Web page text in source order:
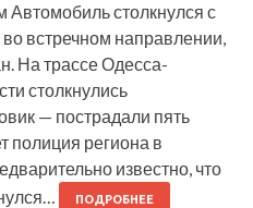
Автомобиль столкнулся с
встречном направлении,
На трассе Одесса-
столкнулись
— пострадали пять
полиция региона в
известно, что
ПОДРОБНЕЕ